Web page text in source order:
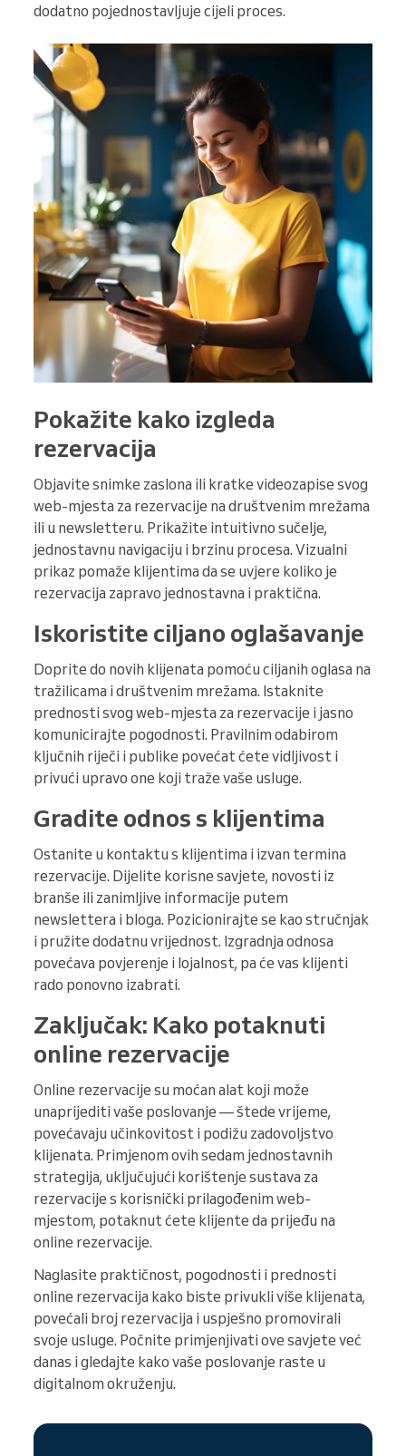
dodatno pojednostavljuje cijeli proces.
Pokažite kako izgleda
rezervacija
Objavite snimke zaslona ili kratke videozapise svog
web-mjesta za rezervacije na društvenim mrežama
ili u newsletteru. Prikažite intuitivno sučelje,
jednostavnu navigaciju i brzinu procesa. Vizualni
prikaz pomaže klijentima da se uvjere koliko je
rezervacija zapravo jednostavna i praktična.
Iskoristite ciljano oglašavanje
Doprite do novih klijenata pomoću ciljanih oglasa na
tražilicama i društvenim mrežama. Istaknite
prednosti svog web-mjesta za rezervacije i jasno
komunicirajte pogodnosti. Pravilnim odabirom
ključnih riječi i publike povećat ćete vidljivost i
privući upravo one koji traže vaše usluge.
Gradite odnos s klijentima
Ostanite u kontaktu s klijentima i izvan termina
rezervacije. Dijelite korisne savjete, novosti iz
branše ili zanimljive informacije putem
newslettera i bloga. Pozicionirajte se kao stručnjak
i pružite dodatnu vrijednost. Izgradnja odnosa
povećava povjerenje i lojalnost, pa će vas klijenti
rado ponovno izabrati.
Zaključak: Kako potaknuti
online rezervacije
Online rezervacije su moćan alat koji može
unaprijediti vaše poslovanje — štede vrijeme,
povećavaju učinkovitost i podižu zadovoljstvo
klijenata. Primjenom ovih sedam jednostavnih
strategija, uključujući korištenje sustava za
rezervacije s korisnički prilagođenim web-
mjestom, potaknut ćete klijente da prijeđu na
online rezervacije.
Naglasite praktičnost, pogodnosti i prednosti
online rezervacija kako biste privukli više klijenata,
povećali broj rezervacija i uspješno promovirali
svoje usluge. Počnite primjenjivati ove savjete već
danas i gledajte kako vaše poslovanje raste u
digitalnom okruženju.